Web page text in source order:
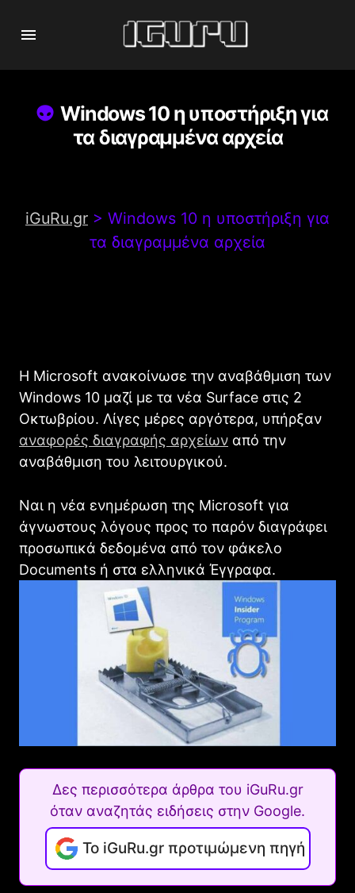
Windows 10 η υποστήριξη για
τα διαγραμμένα αρχεία
iGuRu.gr > Windows 10 η υποστήριξη για
τα διαγραμμένα αρχεία
Η Microsoft ανακοίνωσε την αναβάθμιση των
Windows 10 μαζί με τα νέα Surface στις 2
Οκτωβρίου. Λίγες μέρες αργότερα, υπήρξαν
αναφορές διαγραφής αρχείων από την
αναβάθμιση του λειτουργικού.
Ναι η νέα ενημέρωση της Microsoft για
άγνωστους λόγους προς το παρόν διαγράφει
προσωπικά δεδομένα από τον φάκελο
Documents ή στα ελληνικά Έγγραφα.
Δες περισσότερα άρθρα του iGuRu.gr
όταν αναζητάς ειδήσεις στην Google.
Το iGuRu.gr προτιμώμενη πηγή